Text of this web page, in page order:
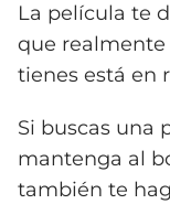
La película te
que
tienes está en
Si buscas una
mantenga al
también te